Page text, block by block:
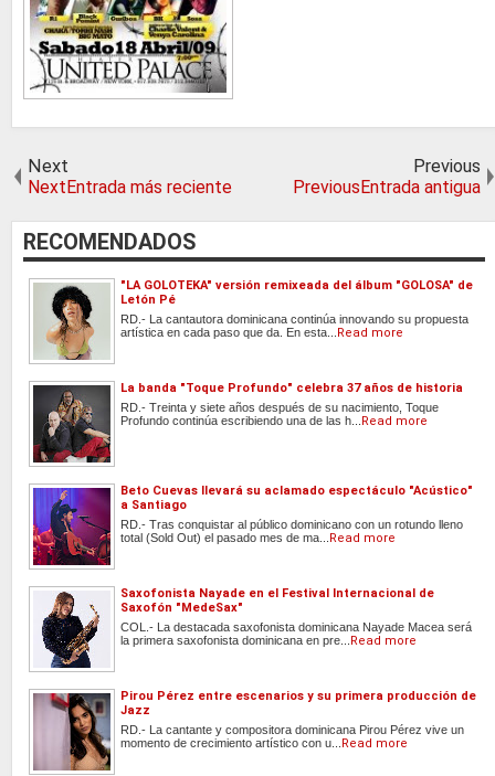
Next
NextEntrada más reciente
Previous
PreviousEntrada antigua
RECOMENDADOS
"LA GOLOTEKA" versión remixeada del álbum "GOLOSA" de
Letón Pé
RD.- La cantautora dominicana continúa innovando su propuesta
artística en cada paso que da. En esta... Read more
La banda "Toque Profundo" celebra 37 años de historia
RD.- Treinta y siete años después de su nacimiento, Toque
Profundo continúa escribiendo una de las h... Read more
Beto Cuevas llevará su aclamado espectáculo "Acústico"
a Santiago
RD.- Tras conquistar al público dominicano con un rotundo lleno
total (Sold Out) el pasado mes de ma... Read more
Saxofonista Nayade en el Festival Internacional de
Saxofón "MedeSax"
COL.- La destacada saxofonista dominicana Nayade Macea será
la primera saxofonista dominicana en pre... Read more
Pirou Pérez entre escenarios y su primera producción de
Jazz
RD.- La cantante y compositora dominicana Pirou Pérez vive un
momento de crecimiento artístico con u... Read more